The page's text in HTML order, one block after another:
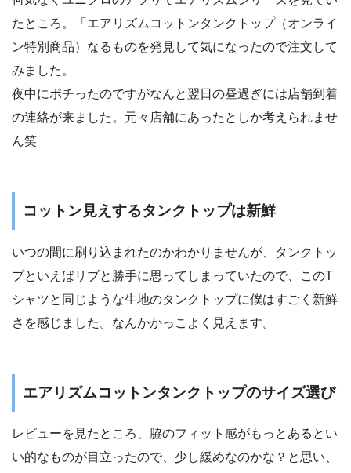
たところ。「エアリズムコットンタンクトップ（オンライ
ン特別商品）なるものを発見して気になったので注文して
みました。
夜中にポチったのですがなんと翌日の昼過ぎには店舗到着
の連絡が来ました。元々店舗にあったとしか考えられませ
ん笑
コットン見えするタンクトップは新鮮
いつの間に刷り込まれたのかわかりませんが、タンクトッ
プといえばリブと勝手に思ってしまっていたので、このT
シャツと同じような生地のタンクトップに僕はすごく新鮮
さを感じました。なんかかっこよく見えます。
エアリズムコットンタンクトップのサイズ選び
レビューを見たところ、脇のフィット感がもっとあるとい
い的なものが目立ったので、少し緩めなのかな？と思い、